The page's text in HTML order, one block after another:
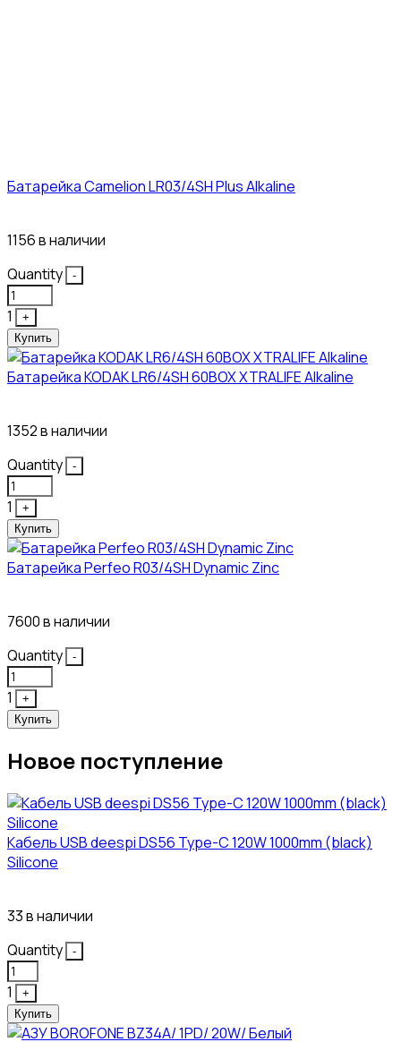
Батарейка Camelion LR03/4SH Plus Alkaline
1156 в наличии
Quantity
-
1
+
Купить
Батарейка KODAK LR6/4SH 60BOX XTRALIFE Alkaline
1352 в наличии
Quantity
-
1
+
Купить
Батарейка Perfeo R03/4SH Dynamic Zinc
7600 в наличии
Quantity
-
1
+
Купить
Новое поступление
Кабель USB deespi DS56 Type-C 120W 1000mm (black)
Silicone
33 в наличии
Quantity
-
1
+
Купить